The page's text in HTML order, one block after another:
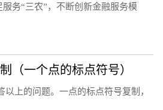
务“三农”，不断创新金融服务模
（一个点的标点符号）
以上的问题。一点的标点符号复制，